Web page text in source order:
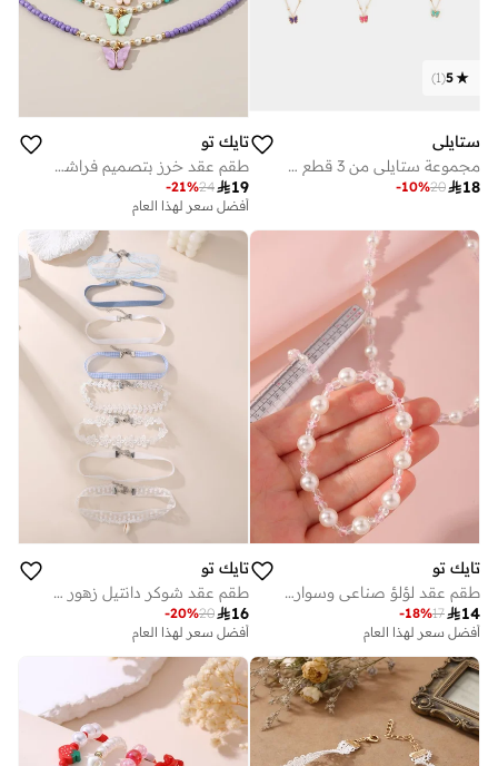
5
(
1
)
ستايلي
مجموعة ستايلي من 3 قطع - قلادة بدلاية فراشة
18
20
-10%
تايك تو
طقم عقد خرز بتصميم فراشة 4 قطع
19
24
-21%
أفضل سعر لهذا العام
تايك تو
طقم عقد لؤلؤ صناعي وسوار وخاتم 3 قطع
14
17
-18%
أفضل سعر لهذا العام
تايك تو
طقم عقد شوكر دانتيل زهور 8 قطع
16
20
-20%
أفضل سعر لهذا العام